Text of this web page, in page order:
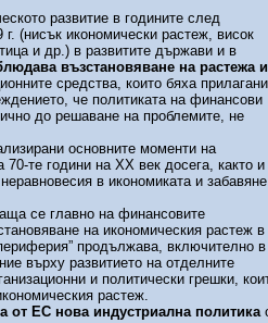
развитие в годините след
(нисък икономически растеж, висок
и др.) в развитите държави и в
възстановяване на растежа и
средства, които бяха прилагани
че политиката на финансови
до решаване на проблемите, не
основните моменти на
70-те години на ХХ век досега, както и
в икономиката и
се главно на финансовите
на икономическия растеж в
продължава, включително в
върху развитието на отделните
и политически грешки,
растеж.
от ЕС нова индустриална политика